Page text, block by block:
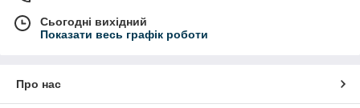
Сьогодні вихідний
Показати весь графік роботи
Про нас